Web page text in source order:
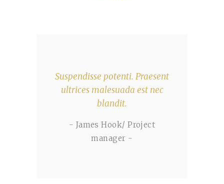
Suspendisse potenti. Praesent
ultrices malesuada est nec
blandit.
- James Hook/ Project
manager -